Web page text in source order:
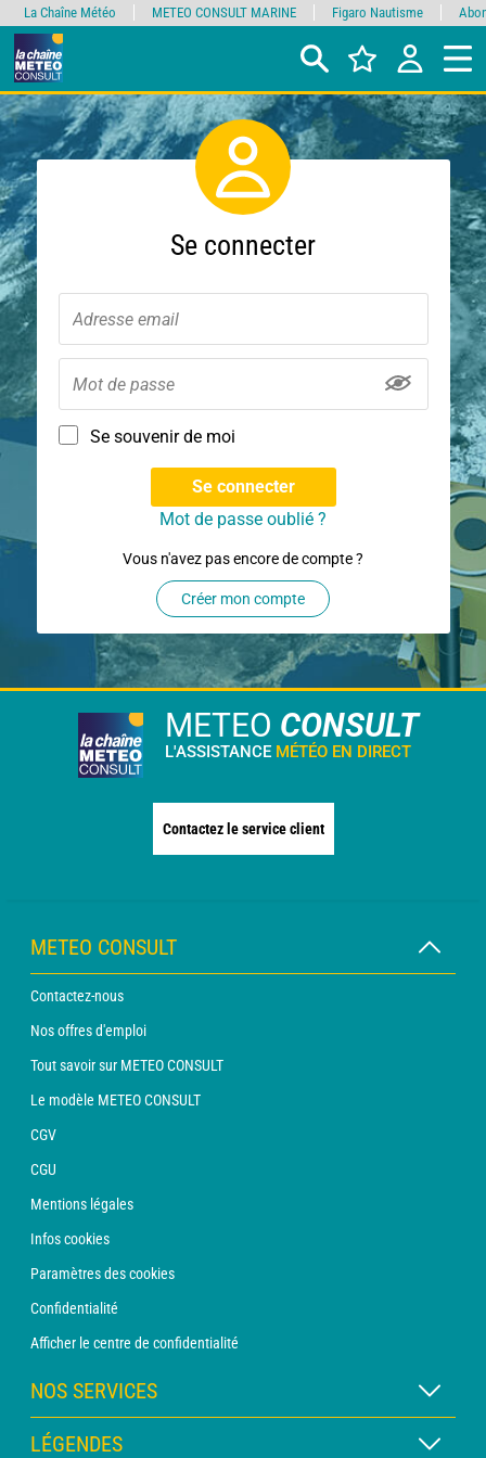
Se connecter
Se souvenir de moi
Se connecter
Mot de passe oublié ?
Vous n'avez pas encore de compte ?
Créer mon compte
METEO CONSULT
L'ASSISTANCE MÉTÉO EN DIRECT
Contactez le service client
METEO CONSULT
Contactez-nous
Nos offres d'emploi
Tout savoir sur METEO CONSULT
Le modèle METEO CONSULT
CGV
CGU
Mentions légales
Infos cookies
Paramètres des cookies
Confidentialité
Afficher le centre de confidentialité
NOS SERVICES
Abonnement METEO Xpert
LÉGENDES
La Chaîne Météo METEO CONSULT MARINE Figaro Nautisme